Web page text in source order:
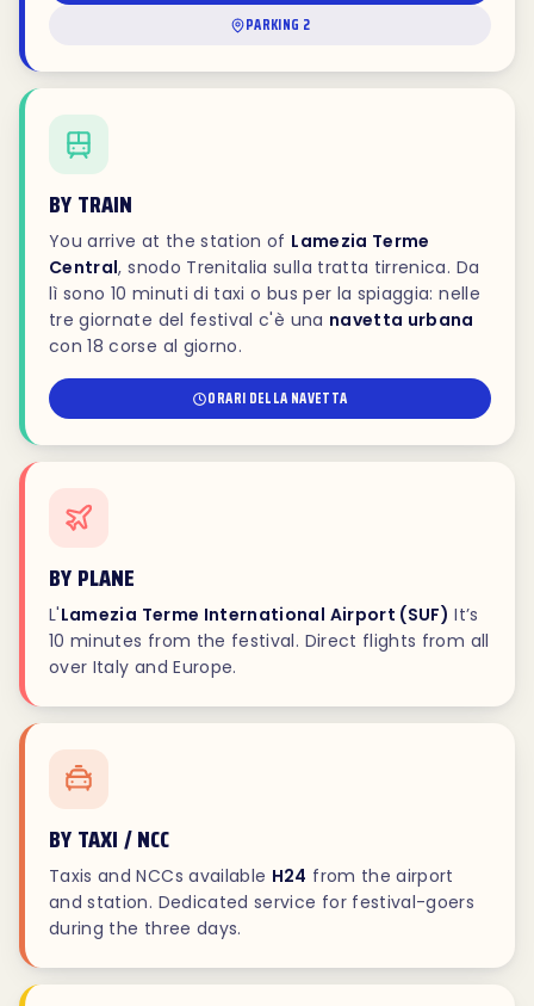
PARKING 2
BY TRAIN
You arrive at the station of Lamezia Terme
Central, snodo Trenitalia sulla tratta tirrenica. Da
lì sono 10 minuti di taxi o bus per la spiaggia: nelle
tre giornate del festival c'è una navetta urbana
con 18 corse al giorno.
ORARI DELLA NAVETTA
BY PLANE
L'Lamezia Terme International Airport (SUF) It’s
10 minutes from the festival. Direct flights from all
over Italy and Europe.
BY TAXI / NCC
Taxis and NCCs available H24 from the airport
and station. Dedicated service for festival-goers
during the three days.